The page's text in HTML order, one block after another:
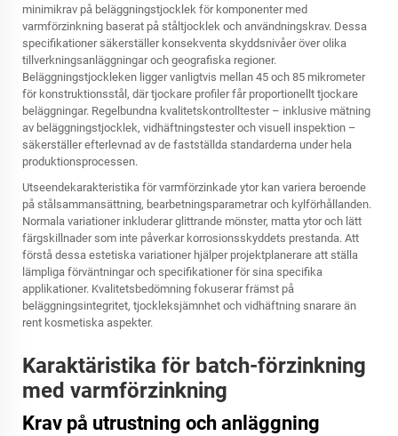
minimikrav på beläggningstjocklek för komponenter med
varmförzinkning baserat på ståltjocklek och användningskrav. Dessa
specifikationer säkerställer konsekventa skyddsnivåer över olika
tillverkningsanläggningar och geografiska regioner.
Beläggningstjockleken ligger vanligtvis mellan 45 och 85 mikrometer
för konstruktionsstål, där tjockare profiler får proportionellt tjockare
beläggningar. Regelbundna kvalitetskontrolltester – inklusive mätning
av beläggningstjocklek, vidhäftningstester och visuell inspektion –
säkerställer efterlevnad av de fastställda standarderna under hela
produktionsprocessen.
Utseendekarakteristika för varmförzinkade ytor kan variera beroende
på stålsammansättning, bearbetningsparametrar och kylförhållanden.
Normala variationer inkluderar glittrande mönster, matta ytor och lätt
färgskillnader som inte påverkar korrosionsskyddets prestanda. Att
förstå dessa estetiska variationer hjälper projektplanerare att ställa
lämpliga förväntningar och specifikationer för sina specifika
applikationer. Kvalitetsbedömning fokuserar främst på
beläggningsintegritet, tjockleksjämnhet och vidhäftning snarare än
rent kosmetiska aspekter.
Karaktäristika för batch-förzinkning
med varmförzinkning
Krav på utrustning och anläggning